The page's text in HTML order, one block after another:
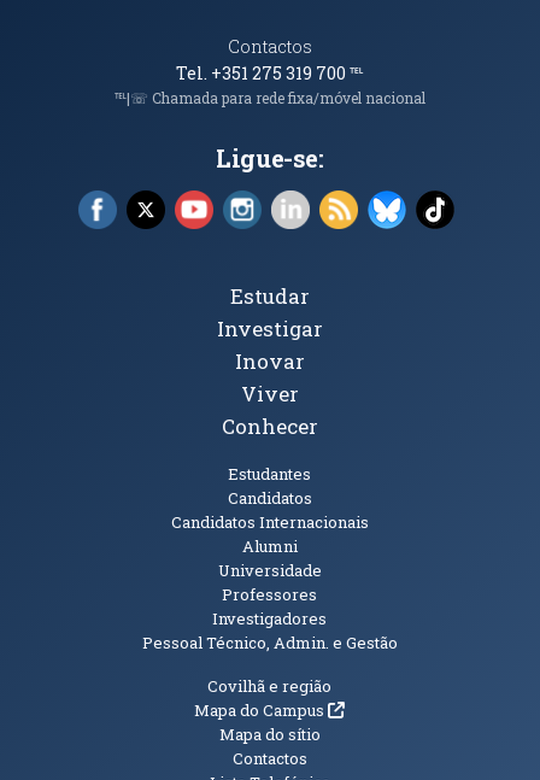
Contactos
Tel. +351 275 319 700℡
℡|☏ Chamada para rede fixa/móvel nacional
Ligue-se:
Facebook (abre em nova janela)
X (abre em nova janela)
YouTube (abre em nova janela)
Instagram (abre em nova janela)
LinkedIn (abre em nova
RSS (abre em nova
Bluesky (abre
TikTok
Tópicos Principais
Estudar
Investigar
Inovar
Viver
Conhecer
Estudantes
Candidatos
Candidatos Internacionais
Alumni
Universidade
Professores
Investigadores
Pessoal Técnico, Admin. e Gestão
Informações Adicionais
Covilhã e região
Mapa do Campus(abre em nova janela)
Mapa do sítio
Contactos